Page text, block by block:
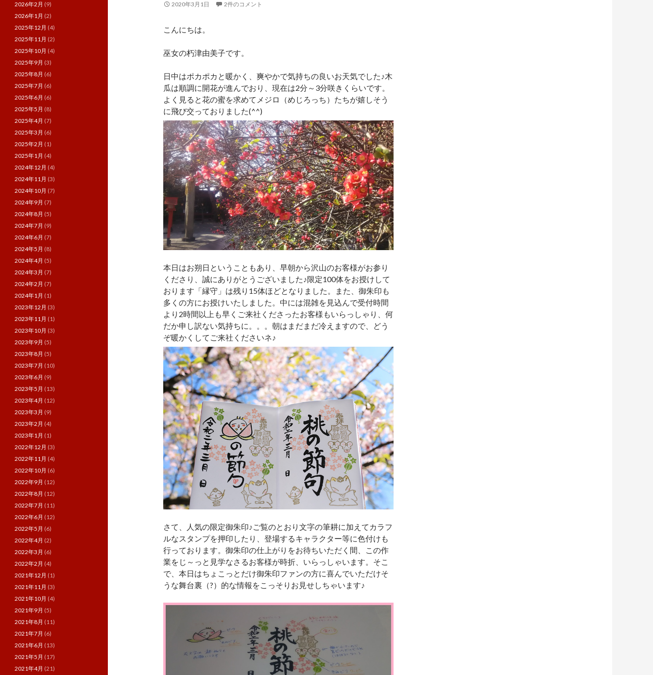
2020年3月1日 2件のコメント
こんにちは。
巫女の朽津由美子です。
日中はポカポカと暖かく、爽やかで気持ちの良いお天気でした♪木
瓜は順調に開花が進んでおり、現在は2分～3分咲きくらいです。
よく見ると花の蜜を求めてメジロ（めじろっち）たちが嬉しそう
に飛び交っておりました(^^)
本日はお朔日ということもあり、早朝から沢山のお客様がお参り
くださり、誠にありがとうございました♪限定100体をお授けして
おります「縁守」は残り15体ほどとなりました。また、御朱印も
多くの方にお授けいたしました。中には混雑を見込んで受付時間
より2時間以上も早くご来社くださったお客様もいらっしゃり、何
だか申し訳ない気持ちに。。。朝はまだまだ冷えますので、どう
ぞ暖かくしてご来社くださいネ♪
さて、人気の限定御朱印♪ご覧のとおり文字の筆耕に加えてカラフ
ルなスタンプを押印したり、登場するキャラクター等に色付けも
行っております。御朱印の仕上がりをお待ちいただく間、この作
業をじ～っと見学なさるお客様が時折、いらっしゃいます。そこ
で、本日はちょこっとだけ御朱印ファンの方に喜んでいただけそ
うな舞台裏（?）的な情報をこっそりお見せしちゃいます♪
2026年2月 (9)
2026年1月 (2)
2025年12月 (4)
2025年11月 (2)
2025年10月 (4)
2025年9月 (3)
2025年8月 (6)
2025年7月 (6)
2025年6月 (6)
2025年5月 (8)
2025年4月 (7)
2025年3月 (6)
2025年2月 (1)
2025年1月 (4)
2024年12月 (4)
2024年11月 (3)
2024年10月 (7)
2024年9月 (7)
2024年8月 (5)
2024年7月 (9)
2024年6月 (7)
2024年5月 (8)
2024年4月 (5)
2024年3月 (7)
2024年2月 (7)
2024年1月 (1)
2023年12月 (3)
2023年11月 (1)
2023年10月 (3)
2023年9月 (5)
2023年8月 (5)
2023年7月 (10)
2023年6月 (9)
2023年5月 (13)
2023年4月 (12)
2023年3月 (9)
2023年2月 (4)
2023年1月 (1)
2022年12月 (3)
2022年11月 (4)
2022年10月 (6)
2022年9月 (12)
2022年8月 (12)
2022年7月 (11)
2022年6月 (12)
2022年5月 (6)
2022年4月 (2)
2022年3月 (6)
2022年2月 (4)
2021年12月 (1)
2021年11月 (3)
2021年10月 (4)
2021年9月 (5)
2021年8月 (11)
2021年7月 (6)
2021年6月 (13)
2021年5月 (17)
2021年4月 (21)